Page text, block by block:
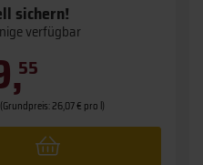
sichern!
verfügbar
55
(Grundpreis: 26,07 € pro l)